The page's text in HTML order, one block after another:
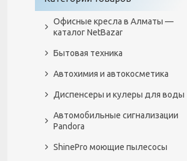
Офисные кресла в Алматы —
каталог NetBazar
Бытовая техника
Автохимия и автокосметика
Диспенсеры и кулеры для воды
Автомобильные сигнализации
Pandora
ShinePro моющие пылесосы